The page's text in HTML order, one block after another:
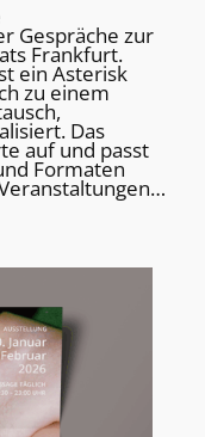
Gespräche zur
Frankfurt.
ein Asterisk
zu einem
Das
auf und passt
Formaten